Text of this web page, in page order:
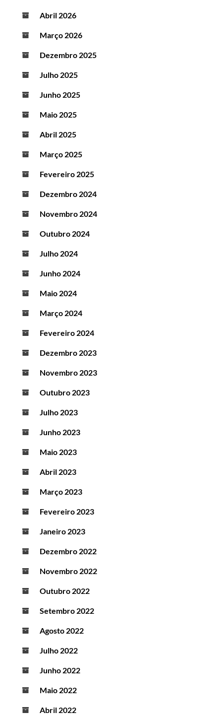
Abril 2026
Março 2026
Dezembro 2025
Julho 2025
Junho 2025
Maio 2025
Abril 2025
Março 2025
Fevereiro 2025
Dezembro 2024
Novembro 2024
Outubro 2024
Julho 2024
Junho 2024
Maio 2024
Março 2024
Fevereiro 2024
Dezembro 2023
Novembro 2023
Outubro 2023
Julho 2023
Junho 2023
Maio 2023
Abril 2023
Março 2023
Fevereiro 2023
Janeiro 2023
Dezembro 2022
Novembro 2022
Outubro 2022
Setembro 2022
Agosto 2022
Julho 2022
Junho 2022
Maio 2022
Abril 2022